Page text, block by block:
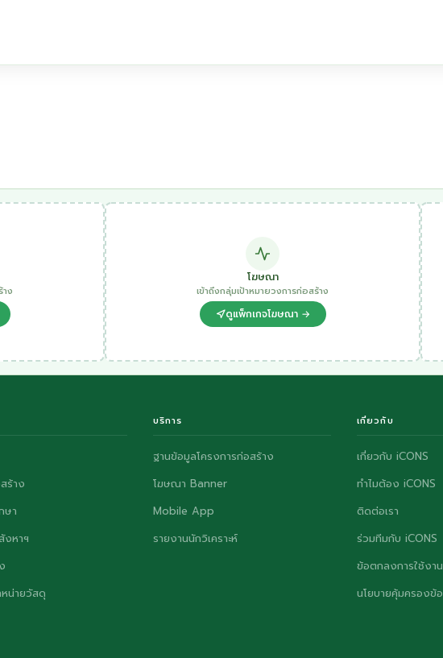
ง
โฆษณา
เข้าถึงกลุ่มเป้าหมายวงการก่อสร้าง
ดูแพ็กเกจโฆษณา →
ร้าง
ษา
หาฯ
น่ายวัสดุ
บริการ
ฐานข้อมูลโครงการก่อสร้าง
โฆษณา Banner
Mobile App
รายงานนักวิเคราะห์
เกี่ยวกับ
เกี่ยวกับ iCONS
ทำไมต้อง iCONS
ติดต่อเรา
ร่วมทีมกับ iCONS
ข้อตกลงการใช้งาน
นโยบายคุ้มครองข้